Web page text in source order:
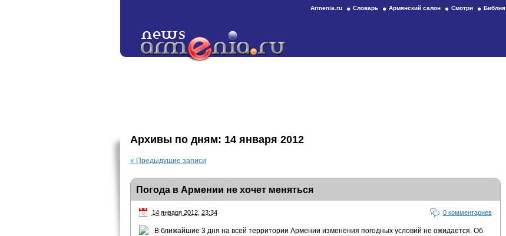
Armenia.ru Словарь Армянский салон Смотри Библия
Архивы по дням: 14 января 2012
« Предыдущие записи
Погода в Армении не хочет меняться
14 января 2012, 23:34 0 комментариев
В ближайшие 3 дня на всей территории Армении изменения погодных условий не ожидается. Об